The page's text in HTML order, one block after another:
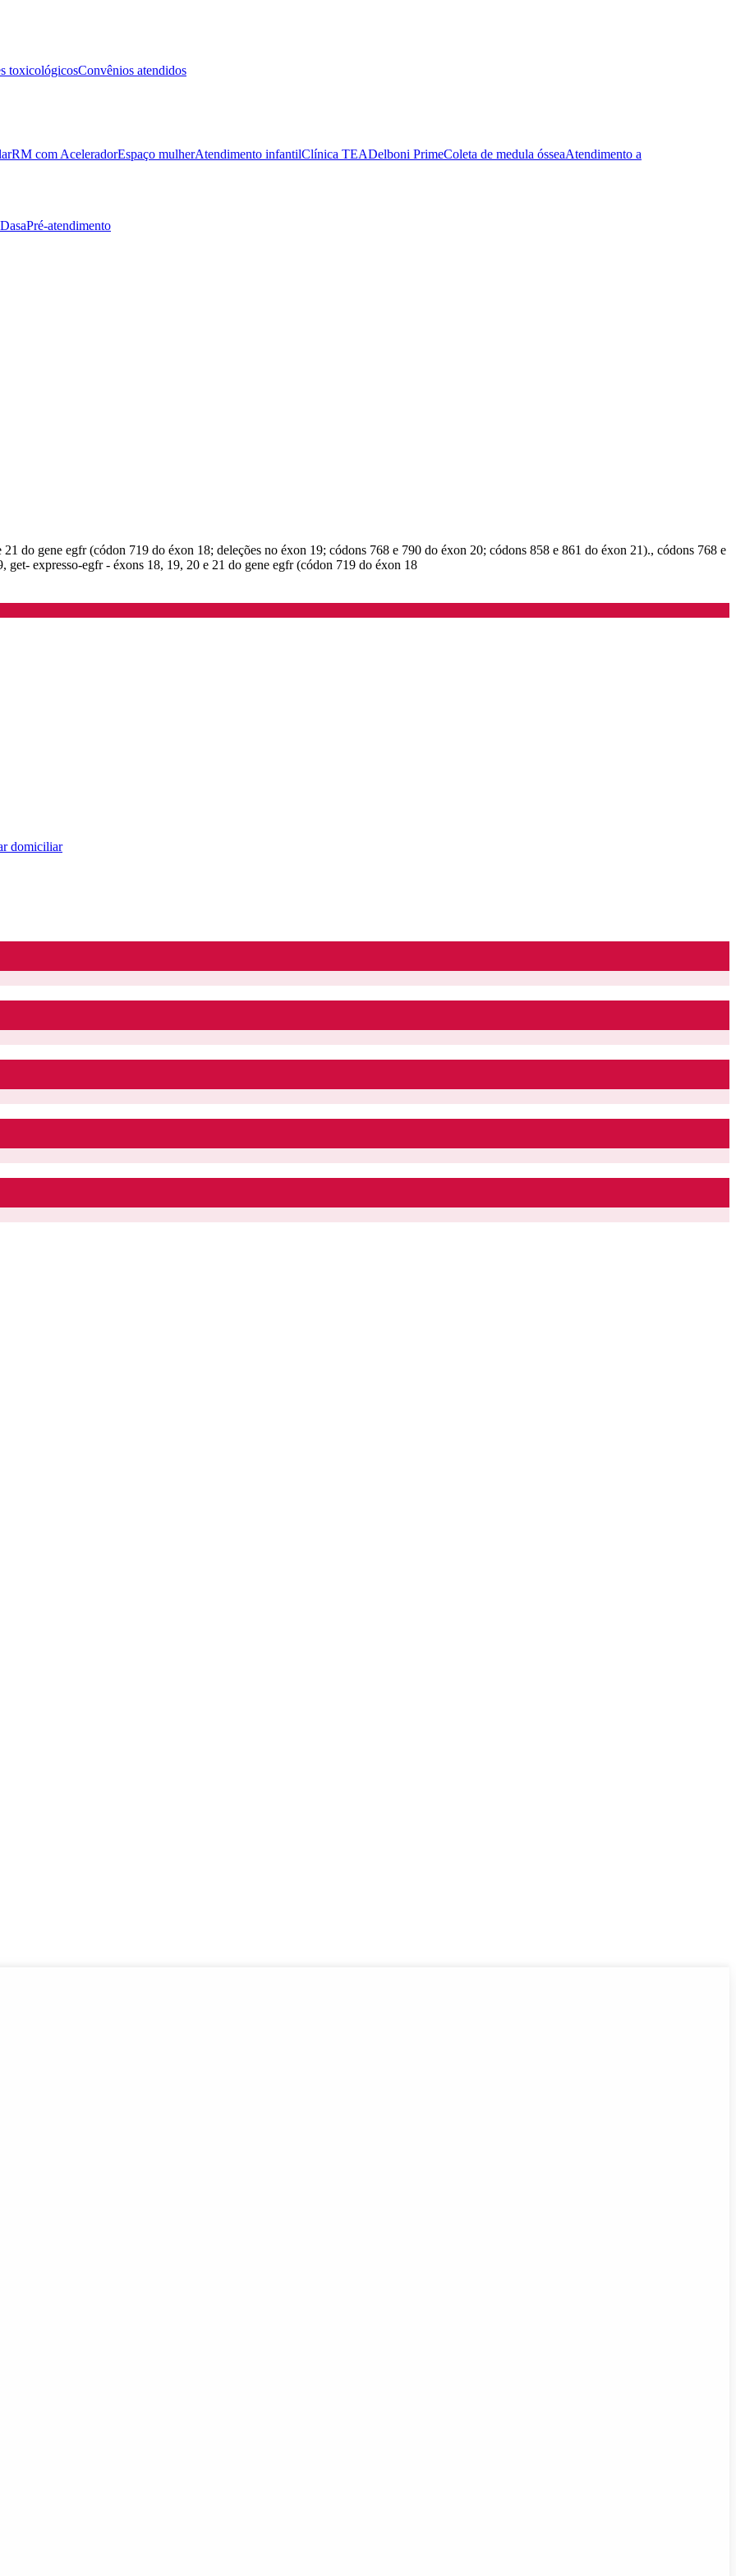
toxicológicosConvênios atendidos
RM com AceleradorEspaço mulherAtendimento infantilClínica TEADelboni PrimeColeta de medula ósseaAtendimento a
Pré-atendimento
do gene egfr (códon 719 do éxon 18; deleções no éxon 19; códons 768 e 790 do éxon 20; códons 858 e 861 do éxon 21)., códons 768 e
expresso-egfr - éxons 18, 19, 20 e 21 do gene egfr (códon 719 do éxon 18
domiciliar